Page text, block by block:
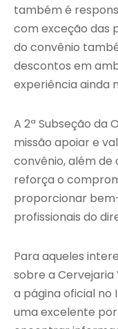
também é
com exceção das
do convênio
descontos em
experiência ainda
A 2ª Subseção da
missão apoiar e
convênio, além
reforça o
proporcionar
profissionais do
Para aqueles
sobre a Cervejaria
a página oficial no
uma excelente